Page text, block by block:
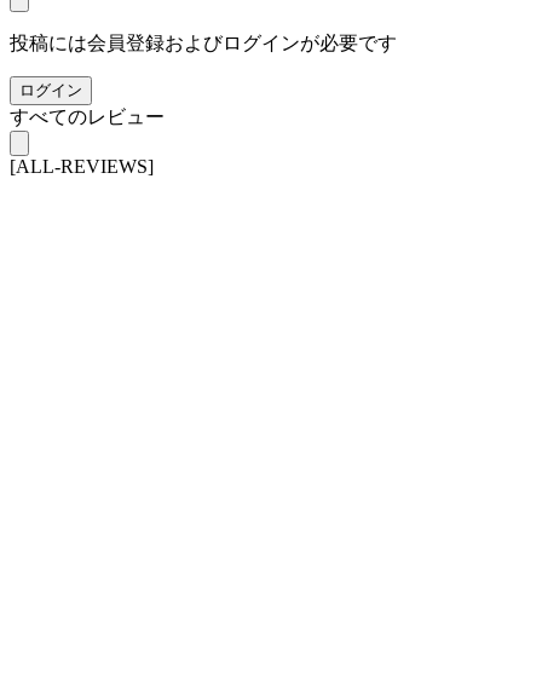
投稿には会員登録およびログインが必要です
ログイン
すべてのレビュー
[ALL-REVIEWS]